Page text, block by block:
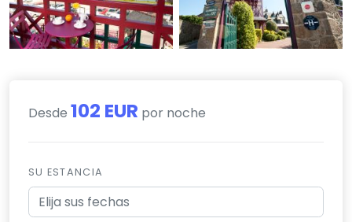
Desde 102 EUR por noche
SU ESTANCIA